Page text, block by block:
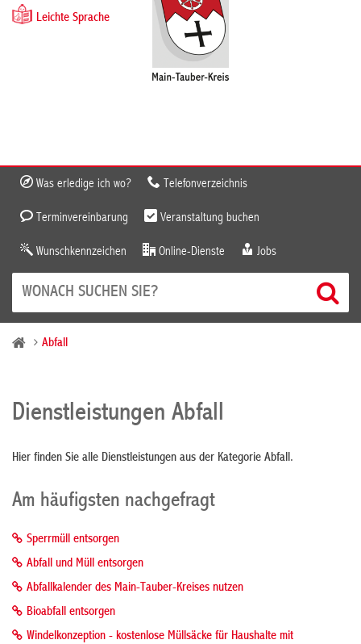
Leichte Sprache
Was erledige ich wo? Telefonverzeichnis
Terminvereinbarung Veranstaltung buchen
Wunschkennzeichen Online-Dienste Jobs
Abfall
Dienstleistungen Abfall
Hier finden Sie alle Dienstleistungen aus der Kategorie Abfall.
Am häufigsten nachgefragt
Sperrmüll entsorgen
Abfall und Müll entsorgen
Abfallkalender des Main-Tauber-Kreises nutzen
Bioabfall entsorgen
Windelkonzeption - kostenlose Müllsäcke für Haushalte mit